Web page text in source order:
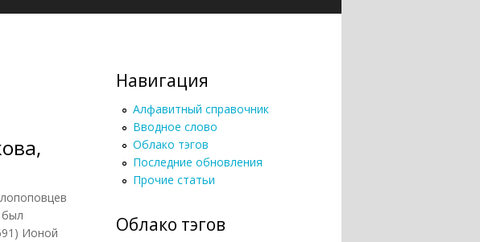
Ионой
Навигация
Алфавитный справочник
Вводное слово
Облако тэгов
Последние обновления
Прочие статьи
Облако тэгов